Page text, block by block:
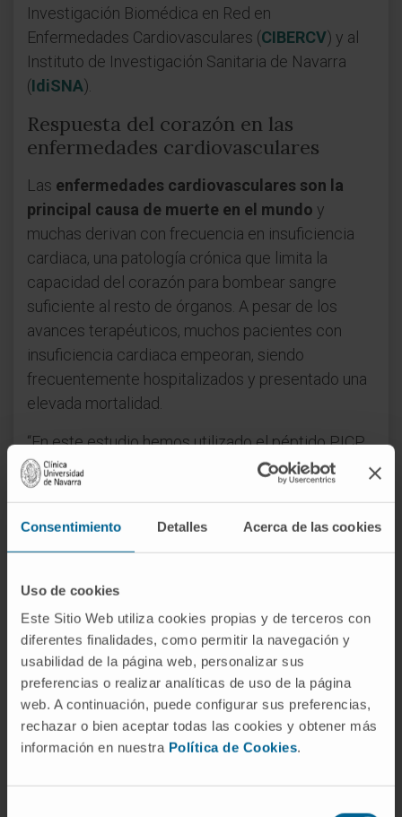
Consentimiento Detalles Acerca de las cookies
Uso de cookies
Este Sitio Web utiliza cookies propias y de terceros con
diferentes finalidades, como permitir la navegación y
usabilidad de la página web, personalizar sus
preferencias o realizar analíticas de uso de la página
web. A continuación, puede configurar sus preferencias,
rechazar o bien aceptar todas las cookies y obtener más
información en nuestra Política de Cookies.
Investigación Biomédica en Red en
Enfermedades Cardiovasculares (CIBERCV) y al
Instituto de Investigación Sanitaria de Navarra
(IdiSNA).
Respuesta del corazón en las
enfermedades cardiovasculares
Las enfermedades cardiovasculares son la
principal causa de muerte en el mundo y
muchas derivan con frecuencia en insuficiencia
cardiaca, una patología crónica que limita la
capacidad del corazón para bombear sangre
suficiente al resto de órganos. A pesar de los
avances terapéuticos, muchos pacientes con
insuficiencia cardiaca empeoran, siendo
frecuentemente hospitalizados y presentado una
elevada mortalidad.
“En este estudio hemos utilizado el péptido PICP
para identificar qué pacientes son los que mejor
responden a las terapias convencionales en
personalizada en esta enfermedad”, explica
Susana Ravassa, investigadora delPrograma de
Enfermedades Cardiovascularesdel Cima
Universidad de Navarra y primera autora del
trabajo.
Josep Lupón , investigador delServicio de
Cardiología y la Unidad de Insuficiencia